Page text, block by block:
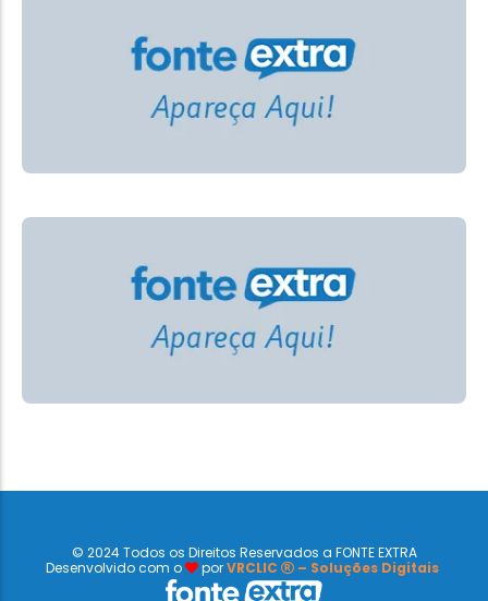
© 2024 Todos os Direitos Reservados a FONTE EXTRA
Desenvolvido com o
porVRCLIC – Soluções Digitais